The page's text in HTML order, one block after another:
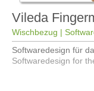
Vileda
Wischbezug |
Softwaredesign für
Softwaredesign for